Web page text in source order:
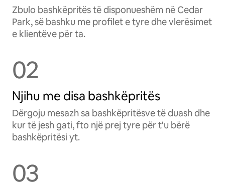
Zbulo bashkëpritës të disponueshëm në Cedar
Park, së bashku me profilet e tyre dhe vlerësimet
e klientëve për ta.
02
Njihu me disa bashkëpritës
Dërgoju mesazh sa bashkëpritësve të duash dhe
kur të jesh gati, fto një prej tyre për t'u bërë
bashkëpritësi yt.
03